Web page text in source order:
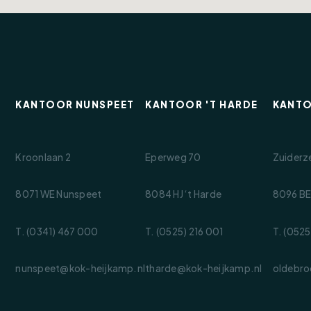
met bestrating en diverse beplanting.
staat een praktische berging en via de
KANTOOR NUNSPEET
Kroonlaan 2
8071 WE Nunspeet
T. (0341) 467 000
nunspeet@kok-heijkamp.nl
KANTOOR 'T HARDE
Eperweg 70
8084 HJ ‘t Harde
T. (0525) 216 001
tharde@kok-heijkamp.nl
8096
T.